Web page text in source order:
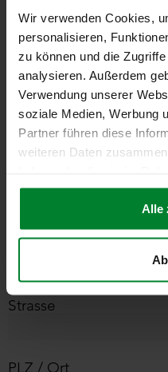
Wir verwenden Cookies,
personalisieren,
zu können und die
analysieren. Außerdem
Verwendung unserer
soziale Medien, Werbung
Partner führen diese
weiteren Daten
gesammelt haben.
Alle
Name*
Geburtsdatum
Private
Strasse
PLZ / Ort